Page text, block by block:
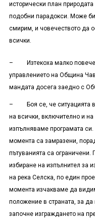
исторически план
подобни парадокси. Може
смирим, и човечеството да
всички.
– Изтекоха малко повече
управлението на Община
мандата досега заедно с
– Боя се, че ситуацията в
на всички, включително и
изпълняваме програмата
момента са замразени,
пътуванията са
избиране на изпълнител за
на река Селска, по един
момента изчакваме да
положение в страната, за
започне изграждането на